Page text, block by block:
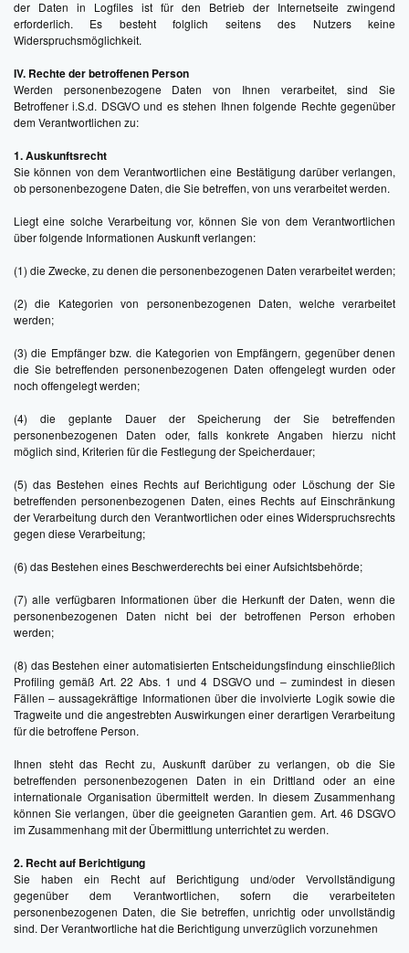
der Daten in Logfiles ist für den Betrieb der Internetseite zwingend
erforderlich. Es besteht folglich seitens des Nutzers keine
Widerspruchsmöglichkeit.
IV. Rechte der betroffenen Person
Werden personenbezogene Daten von Ihnen verarbeitet, sind Sie
Betroffener i.S.d. DSGVO und es stehen Ihnen folgende Rechte gegenüber
dem Verantwortlichen zu:
1. Auskunftsrecht
Sie können von dem Verantwortlichen eine Bestätigung darüber verlangen,
ob personenbezogene Daten, die Sie betreffen, von uns verarbeitet werden.
Liegt eine solche Verarbeitung vor, können Sie von dem Verantwortlichen
über folgende Informationen Auskunft verlangen:
(1) die Zwecke, zu denen die personenbezogenen Daten verarbeitet werden;
(2) die Kategorien von personenbezogenen Daten, welche verarbeitet
werden;
(3) die Empfänger bzw. die Kategorien von Empfängern, gegenüber denen
die Sie betreffenden personenbezogenen Daten offengelegt wurden oder
noch offengelegt werden;
(4) die geplante Dauer der Speicherung der Sie betreffenden
personenbezogenen Daten oder, falls konkrete Angaben hierzu nicht
möglich sind, Kriterien für die Festlegung der Speicherdauer;
(5) das Bestehen eines Rechts auf Berichtigung oder Löschung der Sie
betreffenden personenbezogenen Daten, eines Rechts auf Einschränkung
der Verarbeitung durch den Verantwortlichen oder eines Widerspruchsrechts
gegen diese Verarbeitung;
(6) das Bestehen eines Beschwerderechts bei einer Aufsichtsbehörde;
(7) alle verfügbaren Informationen über die Herkunft der Daten, wenn die
personenbezogenen Daten nicht bei der betroffenen Person erhoben
werden;
(8) das Bestehen einer automatisierten Entscheidungsfindung einschließlich
Profiling gemäß Art. 22 Abs. 1 und 4 DSGVO und – zumindest in diesen
Fällen – aussagekräftige Informationen über die involvierte Logik sowie die
Tragweite und die angestrebten Auswirkungen einer derartigen Verarbeitung
für die betroffene Person.
Ihnen steht das Recht zu, Auskunft darüber zu verlangen, ob die Sie
betreffenden personenbezogenen Daten in ein Drittland oder an eine
internationale Organisation übermittelt werden. In diesem Zusammenhang
können Sie verlangen, über die geeigneten Garantien gem. Art. 46 DSGVO
im Zusammenhang mit der Übermittlung unterrichtet zu werden.
2. Recht auf Berichtigung
Sie haben ein Recht auf Berichtigung und/oder Vervollständigung
gegenüber dem Verantwortlichen, sofern die verarbeiteten
personenbezogenen Daten, die Sie betreffen, unrichtig oder unvollständig
sind. Der Verantwortliche hat die Berichtigung unverzüglich vorzunehmen